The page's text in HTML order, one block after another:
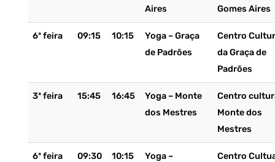
Aires
Gomes Aires
6ª feira 09:15 10:15
Yoga – Graça
de Padrões
Centro
da Graça de
Padrões
3ª feira 15:45 16:45
Yoga – Monte
dos Mestres
Centro
Monte dos
Mestres
6ª feira 09:30 10:15
Yoga –
Centro